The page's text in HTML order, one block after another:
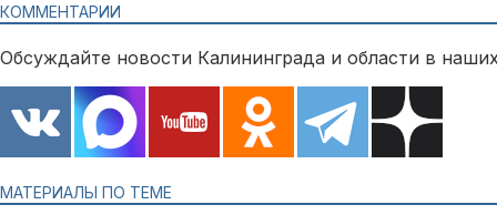
КОММЕНТАРИИ
Обсуждайте новости Калининграда и области в
МАТЕРИАЛЫ ПО ТЕМЕ